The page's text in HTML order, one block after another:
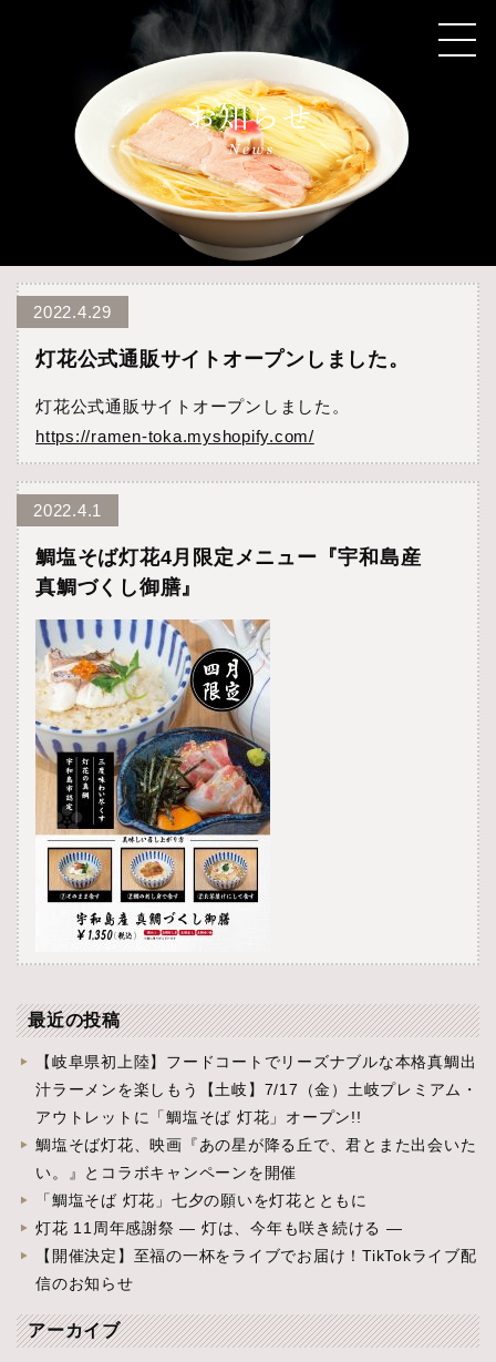
2022.4.29
灯花公式通販サイトオープンしました。
灯花公式通販サイトオープンしました。
https://ramen-toka.myshopify.com/
2022.4.1
鯛塩そば灯花4月限定メニュー『宇和島産
真鯛づくし御膳』
最近の投稿
【岐阜県初上陸】フードコートでリーズナブルな本格真鯛出
汁ラーメンを楽しもう【土岐】7/17（金）土岐プレミアム・
アウトレットに「鯛塩そば 灯花」オープン!!
鯛塩そば灯花、映画『あの星が降る丘で、君とまた出会いた
い。』とコラボキャンペーンを開催
「鯛塩そば 灯花」七夕の願いを灯花とともに
灯花 11周年感謝祭 ― 灯は、今年も咲き続ける ―
【開催決定】至福の一杯をライブでお届け！TikTokライブ配
信のお知らせ
アーカイブ